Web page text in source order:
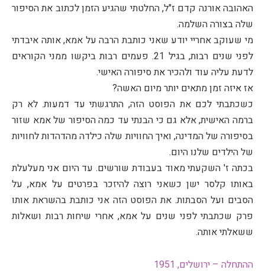
האהובה אורנה קדם ז"ל, החלטתי שהגיע הזמן לכתוב את הסיפור
שלה בצורה השלמה.
מי שעוקב אחריי יודע שאני כותבת הרבה על אמא, אותה איבדתי
לפני שנים רבות, בגיל 21. פעמים רבות ביקשו ממני הקוראים
לדעת עליה עוד ולהכיר את סיפורה האישי.
אז איזה זמן מתאים יותר מיום האשה?
כשכתבתי לכם את הפוסט הזה, התרגשתי עד דמעות. לא רק
ברמה האישית, אלא גם כי הבנתי עד כמה הסיפור של אמא שזור
בסיפורה של המדינה, ואיך החוויות שלה כילדה מהדהדות לחוויות
של הילדים שלנו היום.
בכתה ז' השקעתי מאוד בעבודת שורשים. עד היום אני מעלעלת
באותו קלסר ישן כשאני רוצה להיזכר בפרטים על אמא, על
הסבים ועל הסבתות. את הפוסט הזה אני כותבת בהשראת אותו
פרק שכתבתי לפני שנים על אמא, אחרי שיחות רבות ושאלות
ששאלתי אותה.
ההתחלה – ירושלים, 1951